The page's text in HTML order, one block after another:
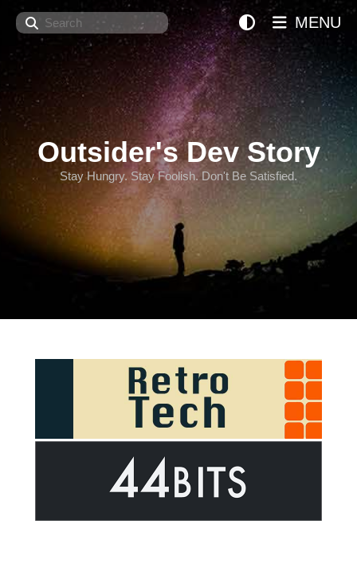
Search
Outsider's Dev Story
Stay Hungry. Stay Foolish. Don't Be Satisfied.
MENU